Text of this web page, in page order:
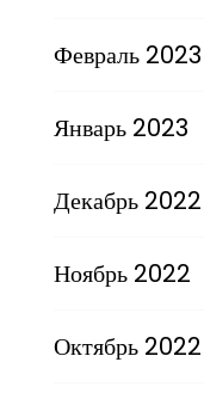
Февраль 2023
Январь 2023
Декабрь 2022
Ноябрь 2022
Октябрь 2022